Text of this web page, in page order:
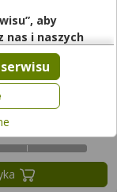
2
aby
nas i naszych
celach.
a wyrażoną
też wycofać
w niektórych
chcesz
to możesz tego
narzędzi